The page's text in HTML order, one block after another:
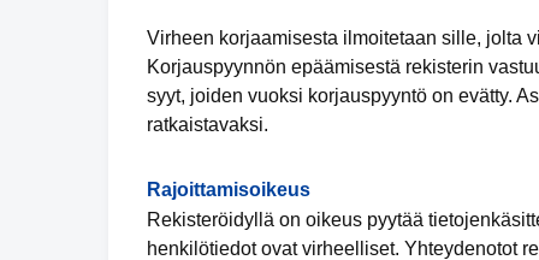
Virheen korjaamisesta ilmoitetaan sille, jolta
Korjauspyynnön epäämisestä rekisterin
syyt, joiden vuoksi korjauspyyntö on evätty.
ratkaistavaksi.
Rajoittamisoikeus
Rekisteröidyllä on oikeus pyytää
henkilötiedot ovat virheelliset. Yhteydenotot